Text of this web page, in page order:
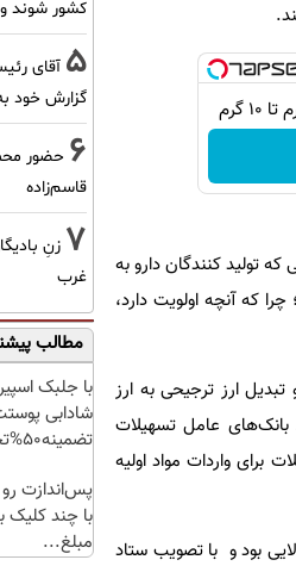
تولید کنندگان دارو به
که آنچه اولویت دارد،
ارز ترجیحی به ارز
بانک‌های عامل تسهیلات
برای واردات مواد اولیه
می‌کرد که مبلغ بالایی بود و با تصویب ستاد
کشور شوند
5 آقای
گزارش خود
6 حضور
قاسم‌زاده
7 زنِ
غرب
مطالب
با جلبک
شادابی
تضمینه50%تخفیف
پس‌اندازت
با چند کلیک
مبلغ...